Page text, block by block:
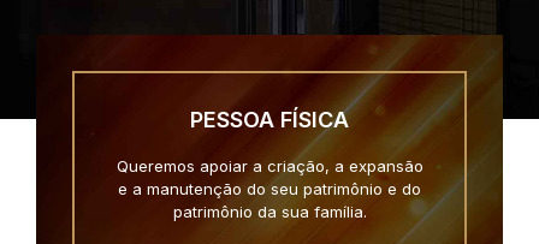
PESSOA FÍSICA
Queremos apoiar a criação, a expansão
e a manutenção do seu patrimônio e do
patrimônio da sua família.